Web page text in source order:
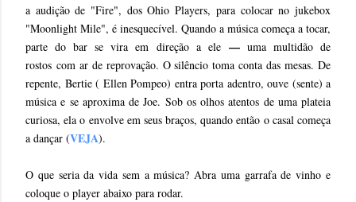
a audição de "Fire", dos Ohio Players, para colocar no jukebox
"Moonlight Mile", é inesquecível. Quando a música começa a tocar,
parte do bar se vira em direção a ele — uma multidão de
rostos com ar de reprovação. O silêncio toma conta das mesas. De
repente, Bertie ( Ellen Pompeo) entra porta adentro, ouve (sente) a
música e se aproxima de Joe. Sob os olhos atentos de uma plateia
curiosa, ela o envolve em seus braços, quando então o casal começa
a dançar (VEJA).
O que seria da vida sem a música? Abra uma garrafa de vinho e
coloque o player abaixo para rodar.